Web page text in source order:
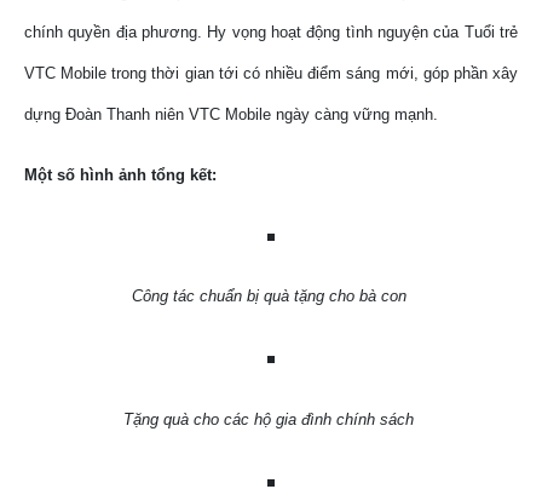
chính quyền địa phương. Hy vọng hoạt động tình nguyện của Tuổi trẻ
VTC Mobile trong thời gian tới có nhiều điểm sáng mới, góp phần xây
dựng Đoàn Thanh niên VTC Mobile ngày càng vững mạnh.
Một số hình ảnh tổng kết:
Công tác chuẩn bị quà tặng cho bà con
Tặng quà cho các hộ gia đình chính sách